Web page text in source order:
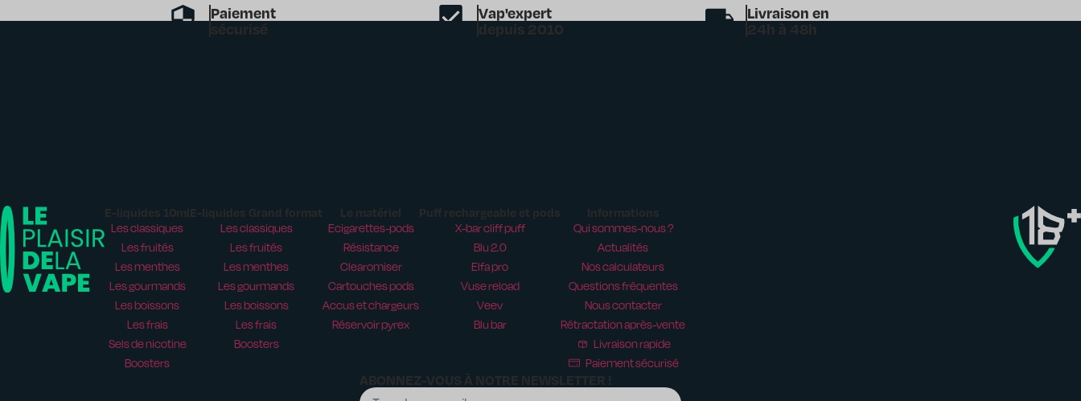
E-liquides 10ml
Les classiques
Les fruités
Les menthes
Les gourmands
Les boissons
Les frais
Sels de nicotine
Boosters
E-liquides Grand format
Les classiques
Les fruités
Les menthes
Les gourmands
Les boissons
Les frais
Boosters
Paiement
sécurisé
Vap'expert
depuis 2010
Livraison en
24h à 48h
Le matériel
Ecigarettes-pods
Résistance
Clearomiser
Cartouches pods
Accus et chargeurs
Réservoir pyrex
Puff rechargeable et pods
X-bar cliff puff
Blu 2.0
Elfa pro
Vuse reload
Veev
Blu bar
Informations
Qui sommes-nous ?
Actualités
Nos calculateurs
Questions fréquentes
Nous contacter
Rétractation après-vente
Livraison rapide
Paiement sécurisé
ABONNEZ-VOUS À NOTRE NEWSLETTER !